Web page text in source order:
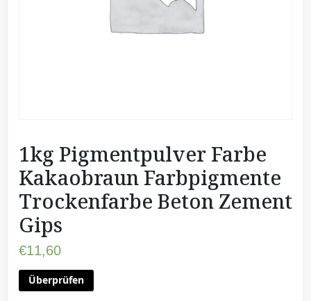
1kg Pigmentpulver Farbe
Kakaobraun Farbpigmente
Trockenfarbe Beton Zement
Gips
€11,60
Überprüfen